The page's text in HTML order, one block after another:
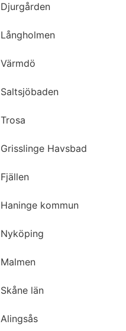
Djurgården
Långholmen
Värmdö
Saltsjöbaden
Trosa
Grisslinge Havsbad
Fjällen
Haninge kommun
Nyköping
Malmen
Skåne län
Alingsås